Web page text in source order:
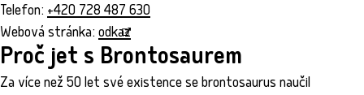
Telefon: +420 728 487 630
Webová stránka: odkaz
Proč jet s Brontosaurem
Za více než 50 let své existence se brontosaurus naučil